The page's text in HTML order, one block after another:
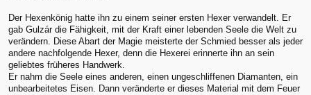
Der Hexenkönig hatte ihn zu einem seiner ersten Hexer verwandelt. Er
gab Gulzár die Fähigkeit, mit der Kraft einer lebenden Seele die Welt zu
verändern. Diese Abart der Magie meisterte der Schmied besser als jeder
andere nachfolgende Hexer, denn die Hexerei erinnerte ihn an sein
geliebtes früheres Handwerk.
Er nahm die Seele eines anderen, einen ungeschliffenen Diamanten, ein
unbearbeitetes Eisen. Dann veränderte er dieses Material mit dem Feuer